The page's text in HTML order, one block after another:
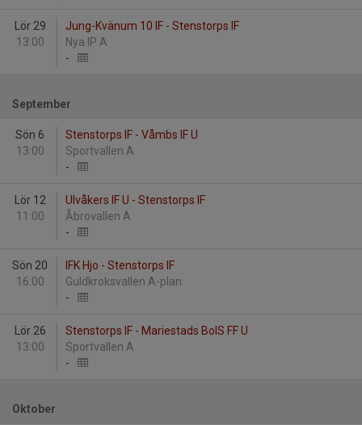
Lör 29
13:00
Jung-Kvänum 10 IF - Stenstorps IF
Nya IP A
-
September
Sön 6
13:00
Stenstorps IF - Våmbs IF U
Sportvallen A
-
Lör 12
11:00
Ulvåkers IF U - Stenstorps IF
Åbrovallen A
-
Sön 20
16:00
IFK Hjo - Stenstorps IF
Guldkroksvallen A-plan
-
Lör 26
13:00
Stenstorps IF - Mariestads BoIS FF U
Sportvallen A
-
Oktober